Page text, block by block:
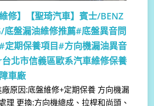
修】
【聖琦汽車】賓士/BENZ
底盤漏油維修推薦#底盤異音問
定期保養項目#方向機漏油異音
北市信義區歐系汽車維修保養
車廠
原因:底盤維修+定期保養 方向機漏
理 更換:方向機總成、拉桿和尚頭、